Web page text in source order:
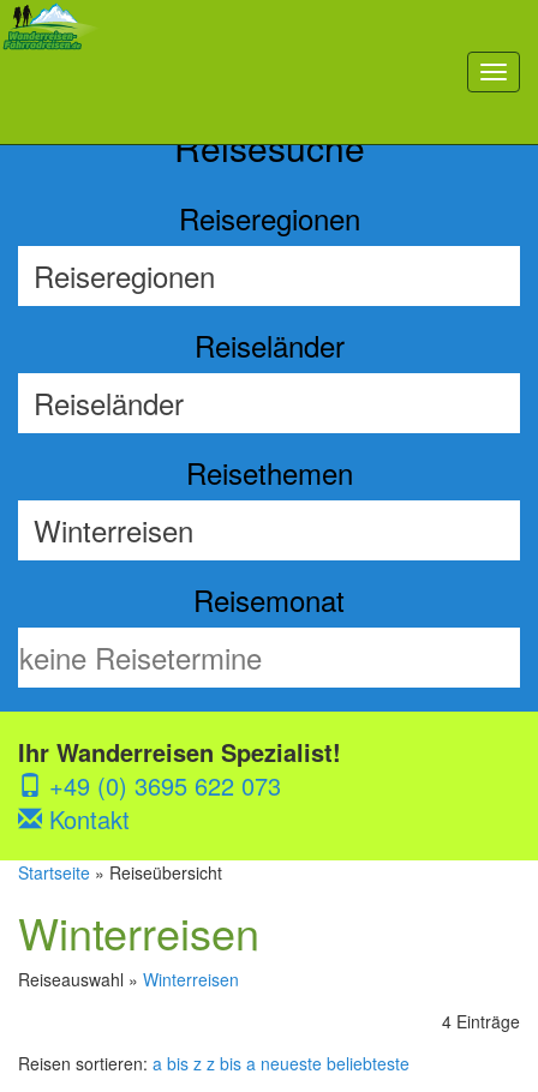
toggle
Reisesuche
Reiseregionen
Reiseländer
Reisethemen
Reisemonat
Ihr Wanderreisen Spezialist!
+49 (0) 3695 622 073
Kontakt
Startseite » Reiseübersicht
Winterreisen
Reiseauswahl » Winterreisen
4 Einträge
Reisen sortieren: a bis z z bis a neueste beliebteste